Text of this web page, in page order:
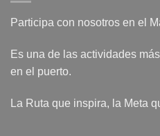
Participa con nosotros en el
Es una de las actividades
en el puerto.
La Ruta que inspira, la Meta